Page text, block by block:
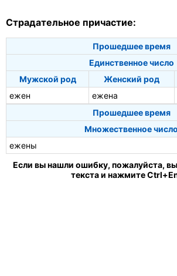
Страдательное причастие:
Прошедшее время
Единственное число
Мужской род
Женский род
ежен
ежена
Прошедшее время
Множественное число
ежены
Если вы нашли ошибку, пожалуйста,
текста и нажмите